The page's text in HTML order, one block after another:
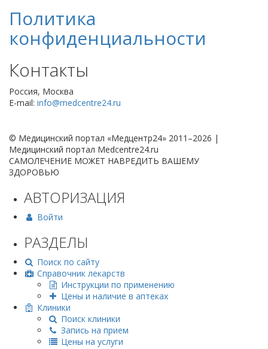
Политика
конфиденциальности
Контакты
Россия, Москва
E-mail: info@medcentre24.ru
© Медицинский портал «Медцентр24» 2011–2026 |
Медицинский портал Medcentre24.ru
САМОЛЕЧЕНИЕ МОЖЕТ НАВРЕДИТЬ ВАШЕМУ
ЗДОРОВЬЮ
АВТОРИЗАЦИЯ
Войти
РАЗДЕЛЫ
Поиск по сайту
Справочник лекарств
Инструкции по применению
Цены и наличие в аптеках
Клиники
Поиск клиники
Запись на прием
Цены на услуги